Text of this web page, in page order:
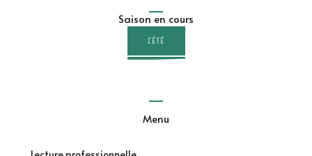
Saison en cours
L'ÉTÉ
Menu